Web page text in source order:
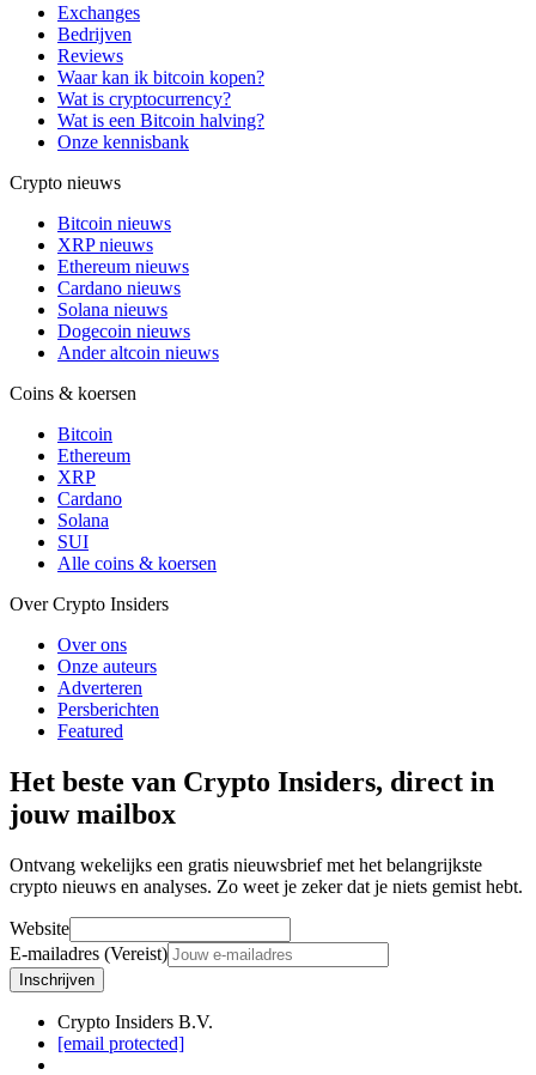
Exchanges
Bedrijven
Reviews
Waar kan ik bitcoin kopen?
Wat is cryptocurrency?
Wat is een Bitcoin halving?
Onze kennisbank
Crypto nieuws
Bitcoin nieuws
XRP nieuws
Ethereum nieuws
Cardano nieuws
Solana nieuws
Dogecoin nieuws
Ander altcoin nieuws
Coins & koersen
Bitcoin
Ethereum
XRP
Cardano
Solana
SUI
Alle coins & koersen
Over Crypto Insiders
Over ons
Onze auteurs
Adverteren
Persberichten
Featured
Het beste van Crypto Insiders, direct in
jouw mailbox
Ontvang wekelijks een gratis nieuwsbrief met het belangrijkste
crypto nieuws en analyses. Zo weet je zeker dat je niets gemist hebt.
Website
E-mailadres (Vereist)
Inschrijven
Crypto Insiders B.V.
[email protected]